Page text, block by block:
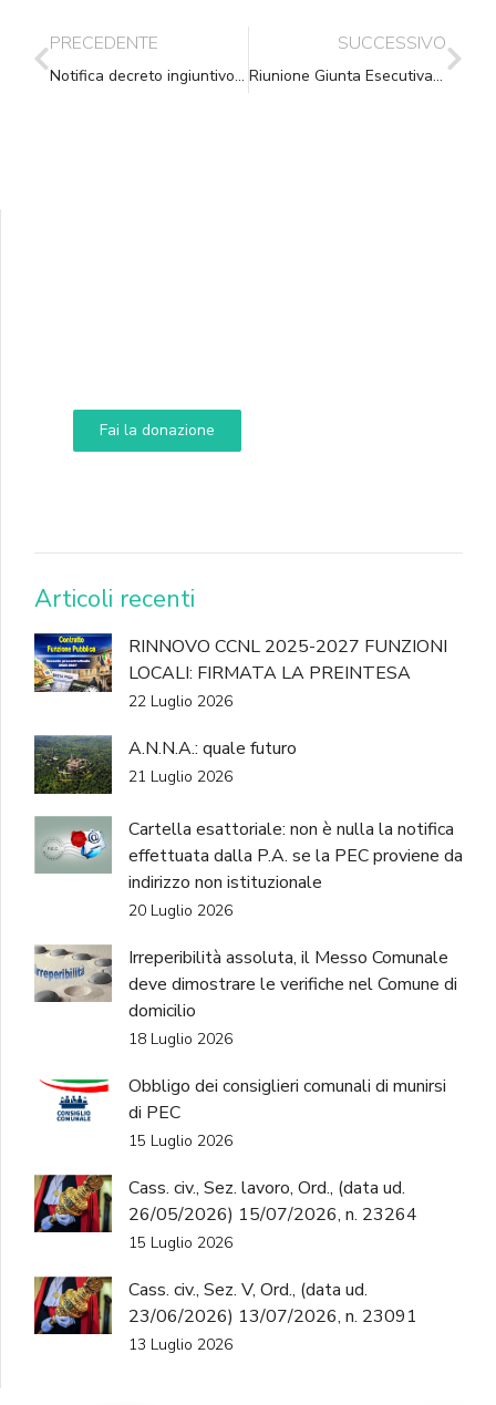
PRECEDENTE
Notifica decreto ingiuntivo: nulla o inesistente? Quali differenze
SUCCESSIVO
Riunione Giunta Esecutiva del 11.12.2021
Fai la donazione
DONA
Articoli recenti
RINNOVO CCNL 2025-2027 FUNZIONI
LOCALI: FIRMATA LA PREINTESA
22 Luglio 2026
A.N.N.A.: quale futuro
21 Luglio 2026
Cartella esattoriale: non è nulla la notifica
effettuata dalla P.A. se la PEC proviene da
indirizzo non istituzionale
20 Luglio 2026
Irreperibilità assoluta, il Messo Comunale
deve dimostrare le verifiche nel Comune di
domicilio
18 Luglio 2026
Obbligo dei consiglieri comunali di munirsi
di PEC
15 Luglio 2026
Cass. civ., Sez. lavoro, Ord., (data ud.
26/05/2026) 15/07/2026, n. 23264
15 Luglio 2026
Cass. civ., Sez. V, Ord., (data ud.
23/06/2026) 13/07/2026, n. 23091
13 Luglio 2026